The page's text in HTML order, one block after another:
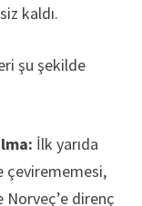
kaldı.
şu şekilde
İlk yarıda
çevirememesi,
Norveç’e direnç